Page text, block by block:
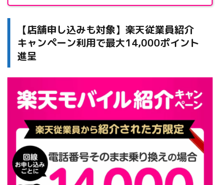
【店舗申し込みも対象】楽天従業員紹介
キャンペーン利用で最大14,000ポイント
進呈